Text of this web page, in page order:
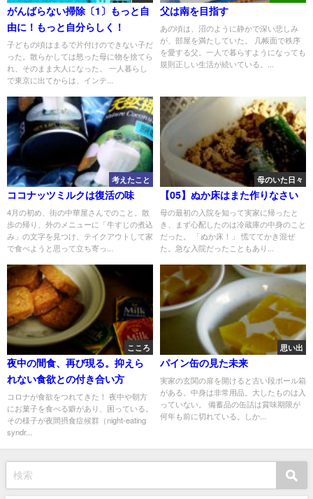
がんばらない掃除〔1〕もっと自
由に！もっと自分らしく！
子どもの頃はまるで片付けのできない子だ
った。散らかしては怒った母に物を捨てら
れ、そのまま大人になった。 一人暮らし
で東京に出てからは、インテ...
父は南を目指す
あの頃は、沼のように静かで深い悲しみ
が、部屋を満たしていた。 几帳面で秩序
を愛する父。一人で暮らすようになっても
規則正しい生活が続いている。...
考えたこと
ココナッツミルクは復活の味
4月の初め、街の中華屋さんでのこと。散
歩の帰り、外のメニューに「牛すじの煮込
み」の文字を見つけ、テイクアウトして家
で食べようと思って立ち寄っ...
母のいた日々
【05】ぬか床はまた作りなさい
母の最初の入院を知って実家に帰ったと
き、まず心配したのは冷蔵庫の中身のこと
だった。 「ぬか床！」 慌ててかき混ぜ
た。急な入院だったこともあり...
こころ
夜中の間食、再び現る。抑えら
れない食欲との付き合い方
コロナが食欲をつれてきた！ 夜中や朝方
にお菓子を食べる癖があり、困っている。
その様子が夜間摂食症候群（night-eating
syndr...
思い出
パイン缶の見た未来
実家の玄関の扉を開けると古い段ボール箱
がある。中身は非常用品。大したものは入
っていない。 備蓄品の缶詰は賞味期限が
何年も前に切れている。しか...